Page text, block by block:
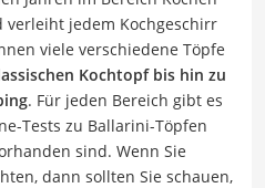
jedem Kochgeschirr
viele verschiedene Töpfe
Kochtopf bis hin zu
. Für jeden Bereich gibt es
Tests zu Ballarini-Töpfen
sind. Wenn Sie
dann sollten Sie schauen,